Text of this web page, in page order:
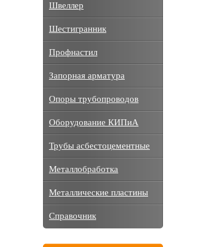
Швеллер
Шестигранник
Профнастил
Запорная арматура
Опоры трубопроводов
Оборудование КИПиА
Трубы асбестоцементные
Металлобработка
Металлические пластины
Справочник